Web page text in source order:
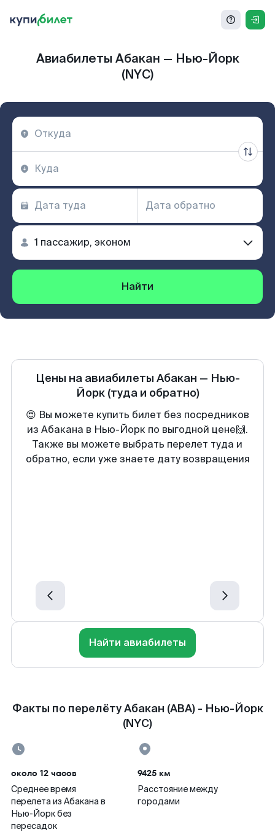
Авиабилеты Абакан — Нью-Йорк
(NYC)
Найти
Цены на авиабилеты Абакан — Нью-
Йорк (туда и обратно)
😍 Вы можете купить билет без посредников
из Абакана в Нью-Йорк по выгодной цене🙌.
Также вы можете выбрать перелет туда и
обратно, если уже знаете дату возвращения
Найти авиабилеты
Факты по перелёту Абакан (ABA) - Нью-Йорк
(NYC)
около 12 часов
Среднее время
перелета из Абакана в
Нью-Йорк без
пересадок
9425 км
Расстояние между
городами